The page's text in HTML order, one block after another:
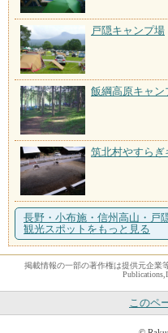
戸隠キャンプ場
飯綱高原キャン
筑北村やすらぎ
長野・小布施・信州高山・戸
観光スポットをもっと見る
掲載情報の一部の著作権は提供元企業
このペ